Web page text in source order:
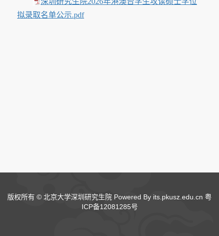
拟录取名单公示.pdf
版权所有 © 北京大学深圳研究生院 Powered By its.pkusz.edu.cn 粤
ICP备12081285号